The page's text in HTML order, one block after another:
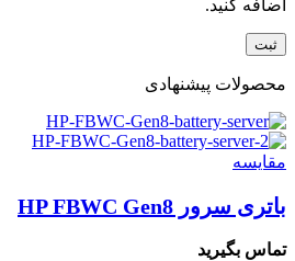
اضافه کنید.
محصولات پیشنهادی
مقایسه
باتری سرور HP FBWC Gen8
تماس بگیرید